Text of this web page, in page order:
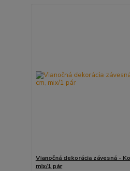
Vianočná dekorácia závesná -
mix/1 pár